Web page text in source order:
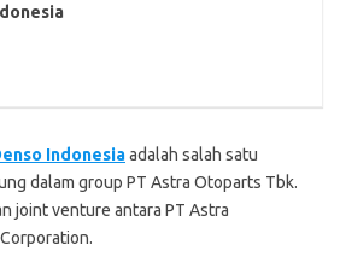
Indonesiaadalah salah satu
dalam group PT Astra Otoparts Tbk.
joint venture antara PT Astra